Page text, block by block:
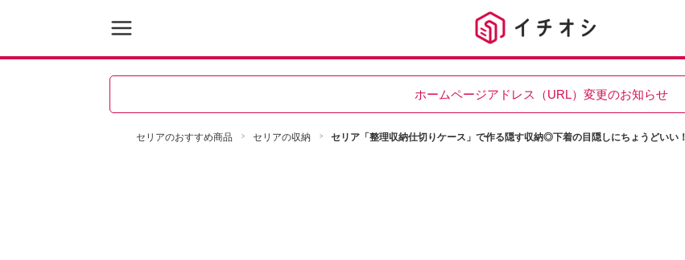
ホームページアドレス（URL）変更のお知らせ
セリアのおすすめ商品 セリアの収納 セリア「整理収納仕切りケース」で作る隠す収納◎下着の目隠しにちょうどいい！